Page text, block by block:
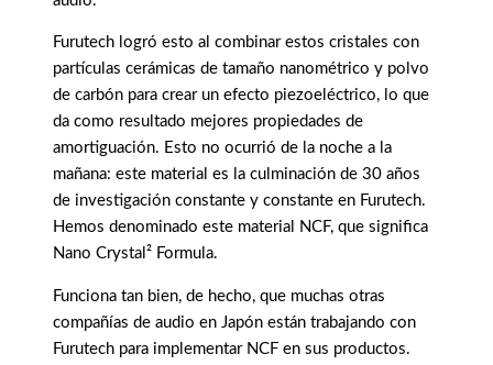
Furutech logró esto al combinar estos cristales con
partículas cerámicas de tamaño nanométrico y polvo
de carbón para crear un efecto piezoeléctrico, lo que
da como resultado mejores propiedades de
amortiguación. Esto no ocurrió de la noche a la
mañana: este material es la culminación de 30 años
de investigación constante y constante en Furutech.
Hemos denominado este material NCF, que significa
Nano Crystal² Formula.
Funciona tan bien, de hecho, que muchas otras
compañías de audio en Japón están trabajando con
Furutech para implementar NCF en sus productos.